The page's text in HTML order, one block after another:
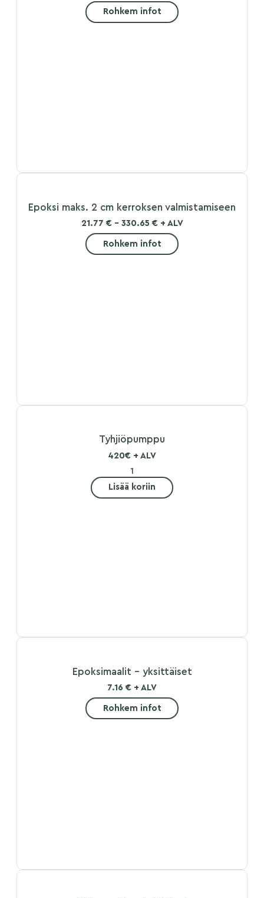
Rohkem infot
Epoksi maks. 2 cm kerroksen valmistamiseen
21.77 € - 330.65 € + ALV
Rohkem infot
Tyhjiöpumppu
420€ + ALV
Lisää koriin
Epoksimaalit – yksittäiset
7.16 € + ALV
Rohkem infot